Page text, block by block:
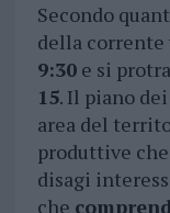
Secondo
della corrente
9:30e si
15. Il piano
area del
produttive
disagi
che